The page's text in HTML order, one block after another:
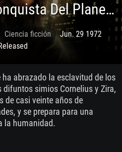
La Conquista Del Planeta De Los Simios
Ciencia ficción
Jun. 29 1972
abrazado la esclavitud de los
difuntos simios Cornelius y Zira,
de casi veinte años de
y se prepara para una
la humanidad.